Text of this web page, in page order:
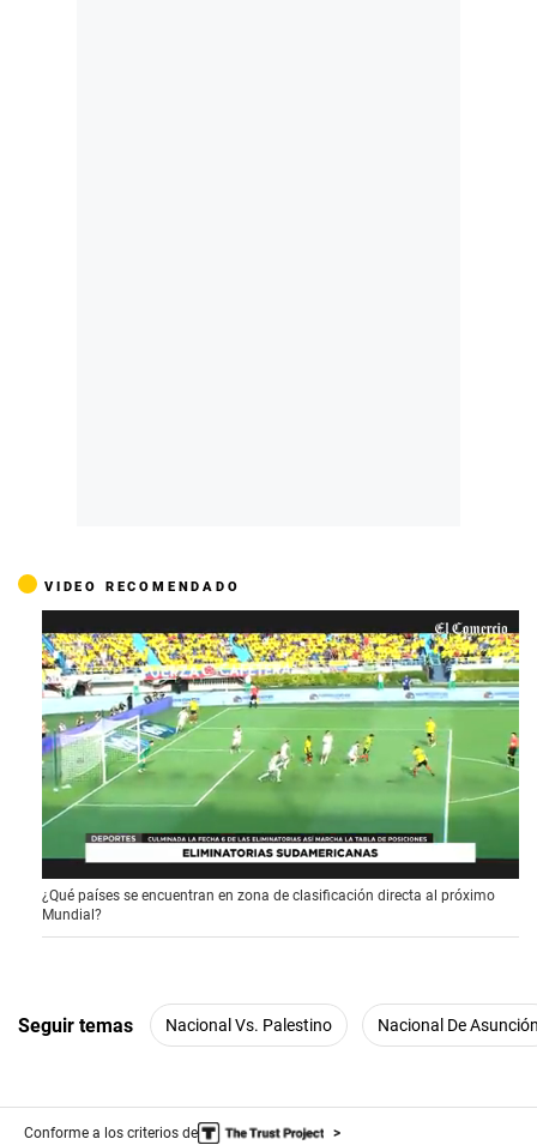
VIDEO RECOMENDADO
0
o
f
1
u
t
s
¿Qué países se encuentran en zona de clasificación directa al próximo
Mundial?
Seguir temas Nacional Vs. Palestino Nacional De
Conforme a los criterios de